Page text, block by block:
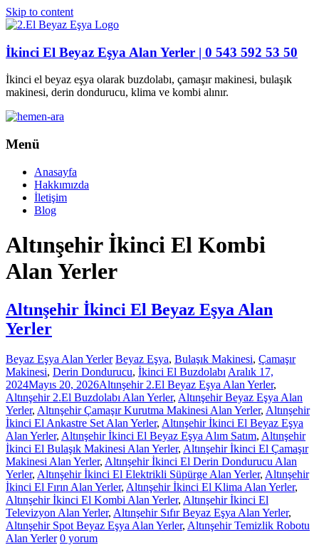
Skip to content
İkinci El Beyaz Eşya Alan Yerler | 0 543 592 53 50
İkinci el beyaz eşya olarak buzdolabı, çamaşır makinesi, bulaşık
makinesi, derin dondurucu, klima ve kombi alınır.
Menü
Anasayfa
Hakkımızda
İletişim
Blog
Altınşehir İkinci El Kombi
Alan Yerler
Altınşehir İkinci El Beyaz Eşya Alan
Yerler
Beyaz Eşya Alan Yerler Beyaz Eşya, Bulaşık Makinesi, Çamaşır
Makinesi, Derin Dondurucu, İkinci El Buzdolabı Aralık 17,
2024Mayıs 20, 2026Altınşehir 2.El Beyaz Eşya Alan Yerler,
Altınşehir 2.El Buzdolabı Alan Yerler, Altınşehir Beyaz Eşya Alan
Yerler, Altınşehir Çamaşır Kurutma Makinesi Alan Yerler, Altınşehir
İkinci El Ankastre Set Alan Yerler, Altınşehir İkinci El Beyaz Eşya
Alan Yerler, Altınşehir İkinci El Beyaz Eşya Alım Satım, Altınşehir
İkinci El Bulaşık Makinesi Alan Yerler, Altınşehir İkinci El Çamaşır
Makinesi Alan Yerler, Altınşehir İkinci El Derin Dondurucu Alan
Yerler, Altınşehir İkinci El Elektrikli Süpürge Alan Yerler, Altınşehir
İkinci El Fırın Alan Yerler, Altınşehir İkinci El Klima Alan Yerler,
Altınşehir İkinci El Kombi Alan Yerler, Altınşehir İkinci El
Televizyon Alan Yerler, Altınşehir Sıfır Beyaz Eşya Alan Yerler,
Altınşehir Spot Beyaz Eşya Alan Yerler, Altınşehir Temizlik Robotu
Alan Yerler 0 yorum